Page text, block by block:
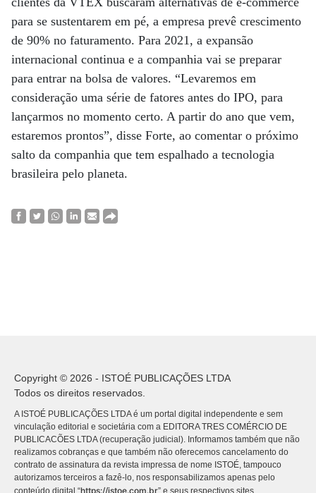
para se sustentarem em pé, a empresa prevê crescimento
de 90% no faturamento. Para 2021, a expansão
internacional continua e a companhia vai se preparar
para entrar na bolsa de valores. “Levaremos em
consideração uma série de fatores antes do IPO, para
lançarmos no momento certo. A partir do ano que vem,
estaremos prontos”, disse Forte, ao comentar o próximo
salto da companhia que tem espalhado a tecnologia
brasileira pelo planeta.
Copyright © 2026 - ISTOÉ PUBLICAÇÕES LTDA
Todos os direitos reservados.
A ISTOÉ PUBLICAÇÕES LTDA é um portal digital independente e sem
vinculação editorial e societária com a EDITORA TRES COMÉRCIO DE
PUBLICACÕES LTDA (recuperação judicial). Informamos também que não
realizamos cobranças e que também não oferecemos cancelamento do
contrato de assinatura da revista impressa de nome ISTOÉ, tampouco
autorizamos terceiros a fazê-lo, nos responsabilizamos apenas pelo
conteúdo digital “https://istoe.com.br” e seus respectivos sites.